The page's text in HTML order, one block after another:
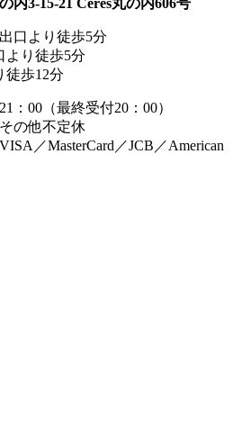
口より徒歩5分
より徒歩5分
徒歩12分
00（最終受付20：00）
の他不定休
／MasterCard／JCB／American